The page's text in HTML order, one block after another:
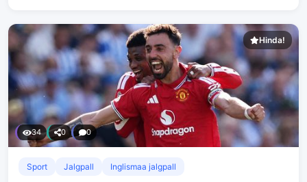
Hinda!
34 0 0
Sport Jalgpall Inglismaa jalgpall